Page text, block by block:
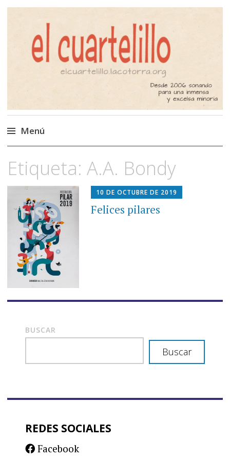
El Cuartelillo
Programa de radio de música
independiente. Podcast
Menú
al
contenido
Etiqueta: A.A. Bondy
10 DE OCTUBRE DE 2019
Felices pilares
BUSCAR
Buscar
REDES SOCIALES
Facebook